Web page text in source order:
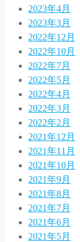
2023年4月
2023年3月
2022年12月
2022年10月
2022年7月
2022年5月
2022年4月
2022年3月
2022年2月
2021年12月
2021年11月
2021年10月
2021年9月
2021年8月
2021年7月
2021年6月
2021年5月